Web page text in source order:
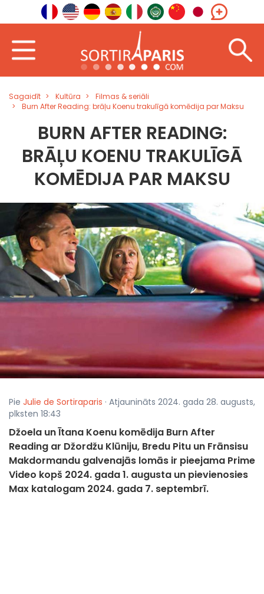
Sagaidīt Kultūra
Filmas & seriāli
Burn After Reading: brāļu Koenu trakulīgā komēdija par Maksu
BURN AFTER READING:
BRĀĻU KOENU TRAKULĪGĀ
KOMĒDIJA PAR MAKSU
Pie Julie de Sortiraparis · Atjaunināts 2024. gada 28. augusts,
plksten 18:43
Džoela un Ītana Koenu komēdija Burn After
Reading ar Džordžu Klūniju, Bredu Pitu un Frānsisu
Makdormandu galvenajās lomās ir pieejama Prime
Video kopš 2024. gada 1. augusta un pievienosies
Max katalogam 2024. gada 7. septembrī.